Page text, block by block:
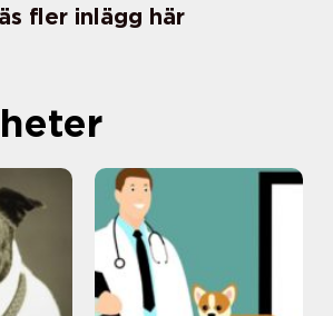
fler inlägg här